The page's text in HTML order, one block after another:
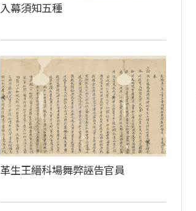
入幕須知五種
革生王縉科場舞弊誣告官員